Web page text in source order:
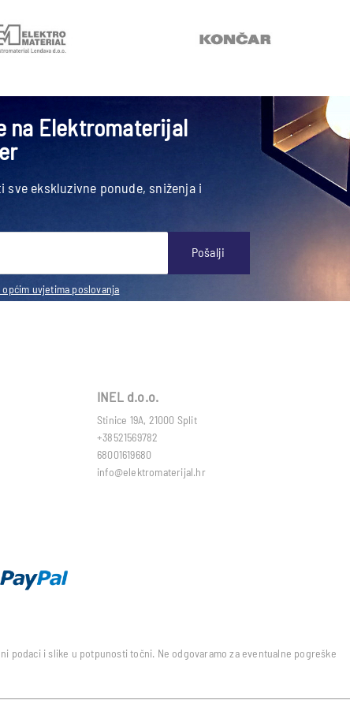
na Elektromaterijal
sve ekskluzivne ponude, sniženja i
Pošalji
općim uvjetima poslovanja
INEL d.o.o.
Stinice 19A, 21000 Split
+38521569782
68001619680
info@elektromaterijal.hr
podaci i slike u potpunosti točni. Ne odgovaramo za eventualne pogreške